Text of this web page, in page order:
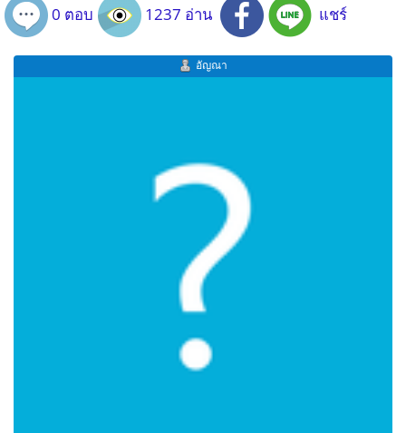
0 ตอบ 1237 อ่าน แชร์
อัญณา